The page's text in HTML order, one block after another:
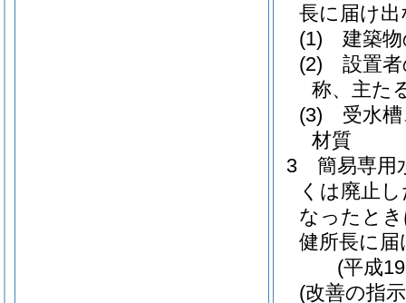
長に届け
(1)
建築
(2)
設置
称、主た
(3)
受水
材質
3
簡易専用
くは廃止
なったと
健所長に
(平成
(改善の指